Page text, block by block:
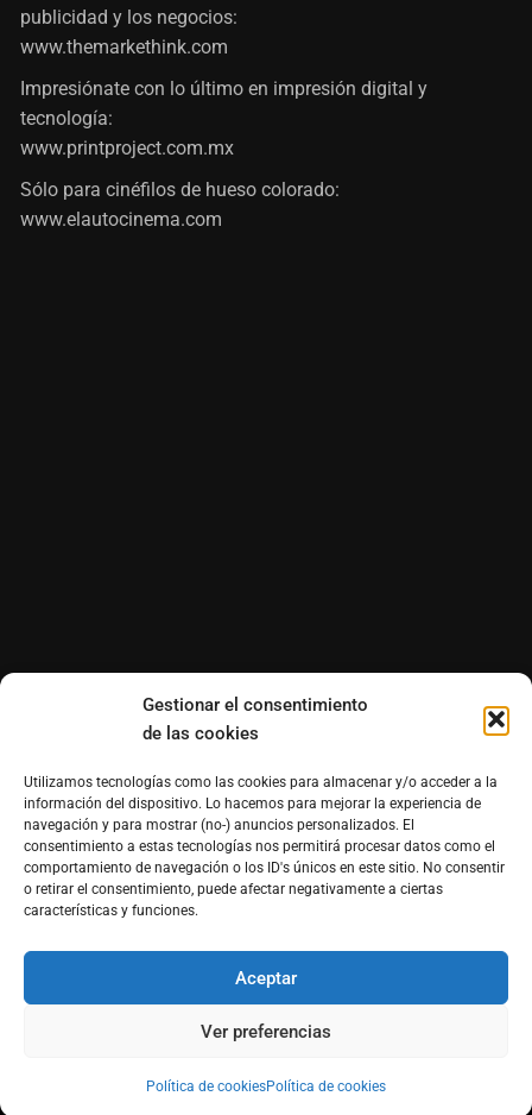
Gestionar el consentimiento
de las cookies
Utilizamos tecnologías como las cookies para almacenar y/o acceder a la
información del dispositivo. Lo hacemos para mejorar la experiencia de
navegación y para mostrar (no-) anuncios personalizados. El
consentimiento a estas tecnologías nos permitirá procesar datos como el
comportamiento de navegación o los ID's únicos en este sitio. No consentir
o retirar el consentimiento, puede afectar negativamente a ciertas
características y funciones.
Aceptar
Ver preferencias
Política de cookiesPolítica de cookies
publicidad y los negocios:
www.themarkethink.com
Impresiónate con lo último en impresión digital y
tecnología:
www.printproject.com.mx
Sólo para cinéfilos de hueso colorado:
www.elautocinema.com
®Derechos reservados de Morfosmedia Comunicaciones
prohibida la reproducción total o parcial WordPress
Política de cookies (UE)